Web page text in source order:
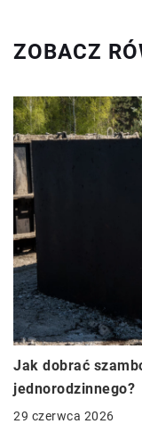
ZOBACZ
Jak dobrać
jednorodzinnego?
29 czerwca 2026